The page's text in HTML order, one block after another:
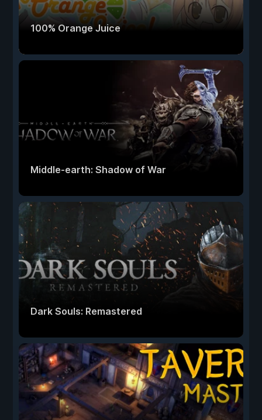
100% Orange Juice
Middle-earth: Shadow of War
Dark Souls: Remastered